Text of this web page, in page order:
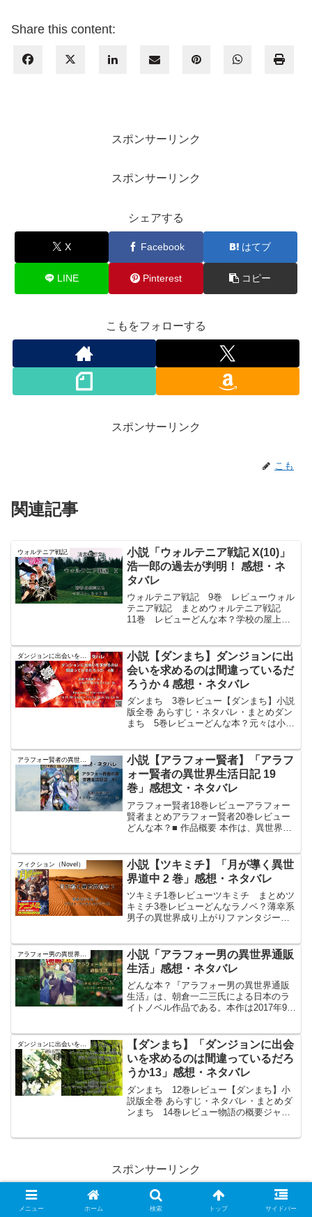
Share this content:
スポンサーリンク
スポンサーリンク
シェアする
X Facebook はてブ
LINE Pinterest コピー
こもをフォローする
スポンサーリンク
こも
関連記事
ウォルテニア戦記
小説「ウォルテニア戦記 X(10)」
浩一郎の過去が判明！ 感想・ネ
タバレ
ウォルテニア戦記 9巻 レビューウォル
テニア戦記 まとめウォルテニア戦記
11巻 レビューどんな本？学校の屋上で
ただ彼はマトモじゃ無かった。召喚した
魔術師を殺し。逃亡途...
小説【ダンまち】ダンジョンに出
会いを求めるのは間違っているだ
ろうか 4 感想・ネタバレ
ダンまち 3巻レビュー【ダンまち】小説
版全巻 あらすじ・ネタバレ・まとめダン
まち 5巻レビューどんな本？元々は小説
れて、書籍化されたら買おうと思い出版
されたのが...
アラフォー賢者の異世界生活日記
小説【アラフォー賢者】「アラフ
ォー賢者の異世界生活日記 19
巻」感想文・ネタバレ
アラフォー賢者18巻レビューアラフォー
賢者まとめアラフォー賢者20巻レビュー
どんな本？■ 作品概要 本作は、異世界に
ジー作品の第19巻である。四神教の総本
山マハ・ルター...
フィクション（Novel）
小説【ツキミチ】「月が導く異世
界道中 2 巻」感想・ネタバレ
ツキミチ1巻レビューツキミチ まとめツ
キミチ3巻レビューどんなラノベ？薄幸系
男子の異世界成り上がりファンタジー！
込んだ人(?)達が織りなす異世界道中。彼
は穏便に事を運び...
小説「アラフォー男の異世界通販
生活」感想・ネタバレ
どんな本？『アラフォー男の異世界通販
生活』は、朝倉一二三氏による日本のラ
イトノベル作品である。本作は2017年9月
リエイティブのツギクルブックスより書
籍化された...
ダンジョンに出会いを求めるのは間違っているだろうか
【ダンまち】「ダンジョンに出会
いを求めるのは間違っているだろ
うか13」感想・ネタバレ
ダンまち 12巻レビュー【ダンまち】小
説版全巻 あらすじ・ネタバレ・まとめダ
ンまち 14巻レビュー物語の概要ジャン
スポンサーリンク
メニュー ホーム 検索 トップ サイドバー